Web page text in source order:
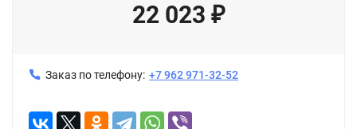
22 023 ₽
Заказ по телефону: +7 962 971-32-52